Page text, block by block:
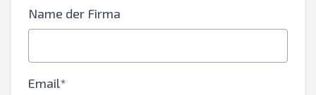
Name der Firma
Email*